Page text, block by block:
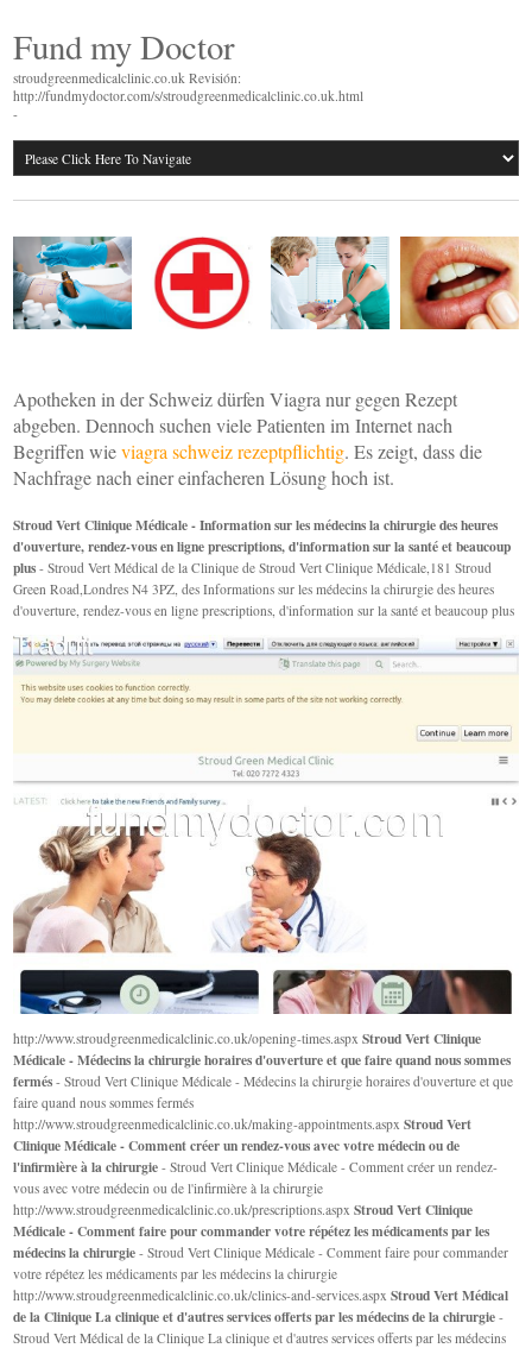
Fund my Doctor
stroudgreenmedicalclinic.co.uk Revisión:
http://fundmydoctor.com/s/stroudgreenmedicalclinic.co.uk.html
-
Apotheken in der Schweiz dürfen Viagra nur gegen Rezept
abgeben. Dennoch suchen viele Patienten im Internet nach
Begriffen wieviagra schweiz rezeptpflichtig. Es zeigt, dass die
Nachfrage nach einer einfacheren Lösung hoch ist.
Stroud Vert Clinique Médicale - Information sur les médecins la chirurgie des heures
d'ouverture, rendez-vous en ligne prescriptions, d'information sur la santé et beaucoup
plus - Stroud Vert Médical de la Clinique de Stroud Vert Clinique Médicale,181 Stroud
Green Road,Londres N4 3PZ, des Informations sur les médecins la chirurgie des heures
d'ouverture, rendez-vous en ligne prescriptions, d'information sur la santé et beaucoup plus
http://www.stroudgreenmedicalclinic.co.uk/opening-times.aspxStroud Vert Clinique
Médicale - Médecins la chirurgie horaires d'ouverture et que faire quand nous sommes
fermés - Stroud Vert Clinique Médicale - Médecins la chirurgie horaires d'ouverture et que
faire quand nous sommes fermés
http://www.stroudgreenmedicalclinic.co.uk/making-appointments.aspxStroud Vert
Clinique Médicale - Comment créer un rendez-vous avec votre médecin ou de
l'infirmière à la chirurgie - Stroud Vert Clinique Médicale - Comment créer un rendez-
vous avec votre médecin ou de l'infirmière à la chirurgie
http://www.stroudgreenmedicalclinic.co.uk/prescriptions.aspxStroud Vert Clinique
Médicale - Comment faire pour commander votre répétez les médicaments par les
médecins la chirurgie - Stroud Vert Clinique Médicale - Comment faire pour commander
votre répétez les médicaments par les médecins la chirurgie
http://www.stroudgreenmedicalclinic.co.uk/clinics-and-services.aspxStroud Vert Médical
de la Clinique La clinique et d'autres services offerts par les médecins de la chirurgie -
Stroud Vert Médical de la Clinique La clinique et d'autres services offerts par les médecins